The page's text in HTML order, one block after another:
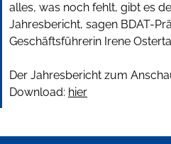
alles, was noch fehlt, gibt es
Jahresbericht, sagen BDAT-
Geschäftsführerin Irene
Der Jahresbericht zum
Download: hier